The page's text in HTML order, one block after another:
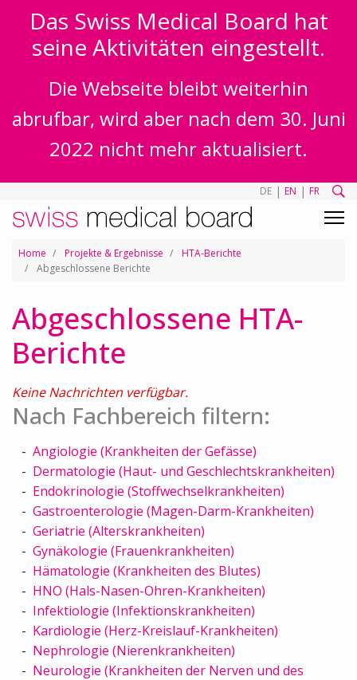
Das Swiss Medical Board hat
seine Aktivitäten eingestellt.
Die Webseite bleibt weiterhin
abrufbar, wird aber nach dem 30. Juni
2022 nicht mehr aktualisiert.
DE | EN | FR
Home Projekte & Ergebnisse
HTA-Berichte
Abgeschlossene Berichte
Abgeschlossene HTA-
Berichte
Keine Nachrichten verfügbar.
Nach Fachbereich filtern:
Angiologie (Krankheiten der Gefässe)
Dermatologie (Haut- und Geschlechtskrankheiten)
Endokrinologie (Stoffwechselkrankheiten)
Gastroenterologie (Magen-Darm-Krankheiten)
Geriatrie (Alterskrankheiten)
Gynäkologie (Frauenkrankheiten)
Hämatologie (Krankheiten des Blutes)
HNO (Hals-Nasen-Ohren-Krankheiten)
Infektiologie (Infektionskrankheiten)
Kardiologie (Herz-Kreislauf-Krankheiten)
Nephrologie (Nierenkrankheiten)
Neurologie (Krankheiten der Nerven und des